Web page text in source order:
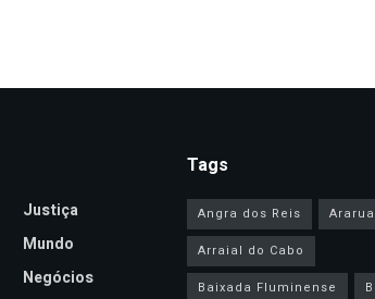
Justiça
Mundo
Negócios
Tags
Angra dos Reis
Arraial do Cabo
Baixada Fluminense